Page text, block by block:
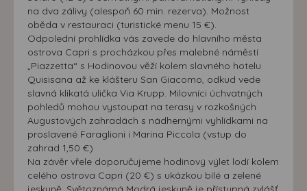
na dva zálivy (alespoň 60 min. rezerva). Možnost
oběda v restauraci (turistické menu 15 €).
Odpolední prohlídka vás zavede do hlavního města
ostrova Capri s procházkou přes malebné náměstí
„Piazzetta“ s Hodinovou věží kolem slavného hotelu
Quisisana až ke klášteru San Giacomo, odkud vede
slavná klikatá ulička Via Krupp. Milovníci úchvatných
pohledů mohou vystoupat na terasy v rozkošných
Augustových zahradách s nádhernými vyhlídkami na
proslavené Faraglioni i Marina Piccola (vstup do
zahrad 1,50 €)
Na závěr vřele doporučujeme hodinový výlet lodí kolem
celého ostrova Capri (20 €) s ukázkou bílé a zelené